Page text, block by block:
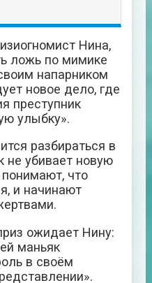
Нина,
ложь по мимике
напарником
новое дело, где
преступник
улыбку».
разбираться в
не убивает новую
что
и начинают
ожидает Нину:
маньяк
в своём